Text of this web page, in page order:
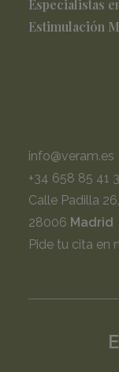
Especialistas
Estimulación
info@veram.es
+34 658 85 41
Calle Padilla
28006 Madrid
Pide tu cita en